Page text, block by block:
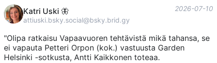
Katri Uski 🦋
attiuski.bsky.social@bsky.brid.gy
2026-07-10
"Olipa ratkaisu Vapaavuoren tehtävistä mikä tahansa, se
ei vapauta Petteri Orpon (kok.) vastuusta Garden
Helsinki -sotkusta, Antti Kaikkonen toteaa.